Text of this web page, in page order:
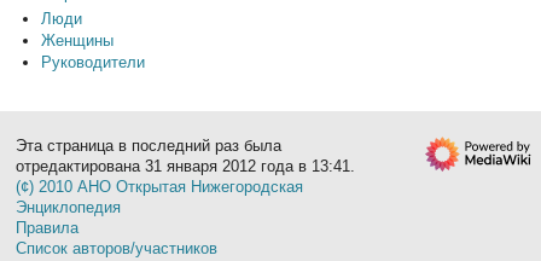
Люди
Женщины
Руководители
Эта страница в последний раз была
отредактирована 31 января 2012 года в 13:41.
(¢) 2010 АНО Открытая Нижегородская
Энциклопедия
Правила
Список авторов/участников